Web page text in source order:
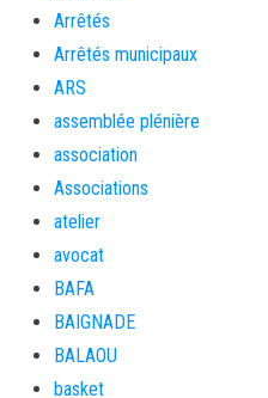
Arrêtés
Arrêtés municipaux
ARS
assemblée plénière
association
Associations
atelier
avocat
BAFA
BAIGNADE
BALAOU
basket